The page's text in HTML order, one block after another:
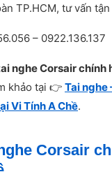
TP.HCM, tư vấn
– 0922.136.137
nghe Corsair chính
khảo tại 👉 Tai nghe
Vi Tính A Chề.
Corsair